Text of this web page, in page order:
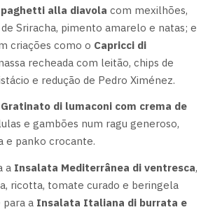
alla diavola com mexilhões,
Sriracha, pimento amarelo e natas; e
criações como o Capricci di
recheada com leitão, chips de
e redução de Pedro Ximénez.
Gratinato di lumaconi com crema de
e gambões num ragu generoso,
e panko crocante.
a Insalata Mediterrânea di ventresca,
ricotta, tomate curado e beringela
para a Insalata Italiana di burrata e